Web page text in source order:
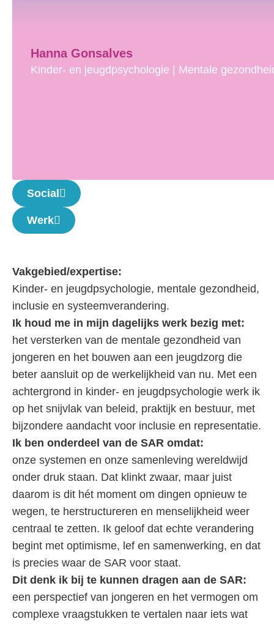
Hanna Gonsalves
Kinder- en jeugdpsychologie | Mentale
Social
Werk
Vakgebied/expertise:
Kinder- en jeugdpsychologie, mentale gezondheid,
inclusie en systeemverandering.
Ik houd me in mijn dagelijks werk bezig met:
het versterken van de mentale gezondheid van
jongeren en het bouwen aan een jeugdzorg die
beter aansluit op de werkelijkheid van nu. Met een
achtergrond in kinder- en jeugdpsychologie werk ik
op het snijvlak van beleid, praktijk en bestuur, met
bijzondere aandacht voor inclusie en representatie.
Ik ben onderdeel van de SAR omdat:
onze systemen en onze samenleving wereldwijd
onder druk staan. Dat klinkt zwaar, maar juist
daarom is dit hét moment om dingen opnieuw te
wegen, te herstructureren en menselijkheid weer
centraal te zetten. Ik geloof dat echte verandering
begint met optimisme, lef en samenwerking, en dat
is precies waar de SAR voor staat.
Dit denk ik bij te kunnen dragen aan de SAR:
een perspectief van jongeren en het vermogen om
complexe vraagstukken te vertalen naar iets wat